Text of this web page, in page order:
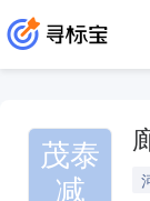
茂泰
减